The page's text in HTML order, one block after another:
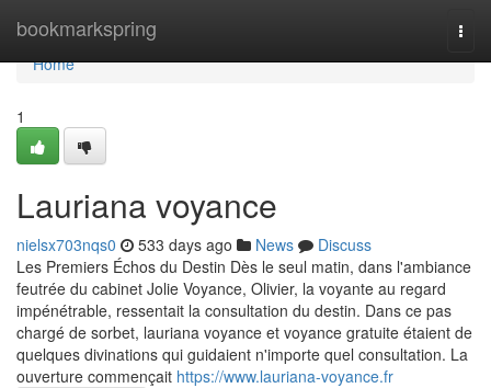
bookmarkspring
Home
Home
1
Lauriana voyance
nielsx703nqs0 533 days ago News
Discuss
Les Premiers Échos du Destin Dès le seul matin, dans l'ambiance
feutrée du cabinet Jolie Voyance, Olivier, la voyante au regard
impénétrable, ressentait la consultation du destin. Dans ce pas
chargé de sorbet, lauriana voyance et voyance gratuite étaient de
quelques divinations qui guidaient n'importe quel consultation. La
ouverture commençait https://www.lauriana-voyance.fr